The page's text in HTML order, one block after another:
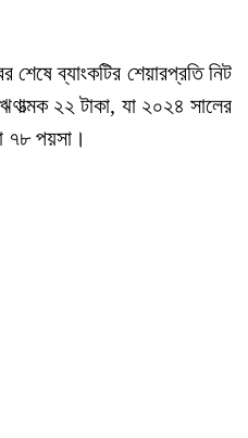
ব্যাংকটির শেয়ারপ্রতি নিট
২২ টাকা, যা ২০২৪ সালের
৭৮ পয়সা।